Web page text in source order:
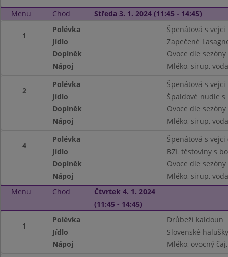
Menu Chod Středa 3. 1. 2024 (11:45 - 14:45)
1
Polévka
Špenátová s vejci
Jídlo
Zapečené
Doplněk
Ovoce dle sezóny
Nápoj
Mléko, sirup,
2
Polévka
Špenátová s vejci
Jídlo
Špaldové nudle s
Doplněk
Ovoce dle sezóny
Nápoj
Mléko, sirup,
4
Polévka
Špenátová s vejci
Jídlo
BZL těstoviny s
Doplněk
Ovoce dle sezóny
Nápoj
Mléko, sirup,
Menu
Chod
Čtvrtek 4. 1. 2024
(11:45 - 14:45)
1
Polévka
Drůbeží kaldoun
Jídlo
Slovenské
Nápoj
Mléko, ovocný